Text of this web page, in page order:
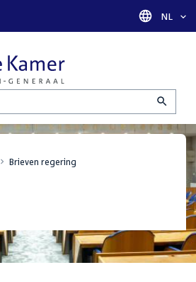
Taal
NL
Brieven regering